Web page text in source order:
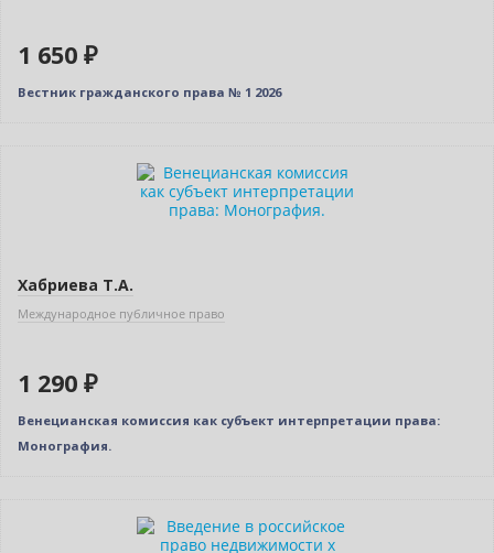
1 650 ₽
Вестник гражданского права № 1 2026
Хабриева Т.А.
Международное публичное право
1 290 ₽
Венецианская комиссия как субъект интерпретации права:
Монография.